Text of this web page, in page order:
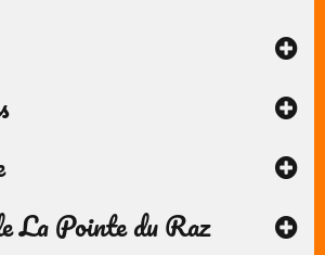
La Pointe du Raz